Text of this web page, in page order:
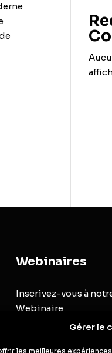
Gérer le
les meilleures
Webinaires
Inscrivez-vous à
Webinaire
Inscription au